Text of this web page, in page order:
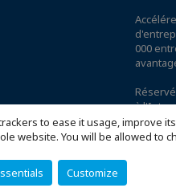
to ease it usage, improve
website. You will be allowed
Customize
000
à